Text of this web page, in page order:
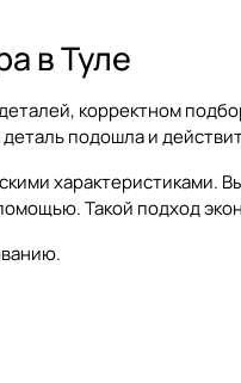
в Туле
корректном
подошла и
характеристиками.
Такой подход